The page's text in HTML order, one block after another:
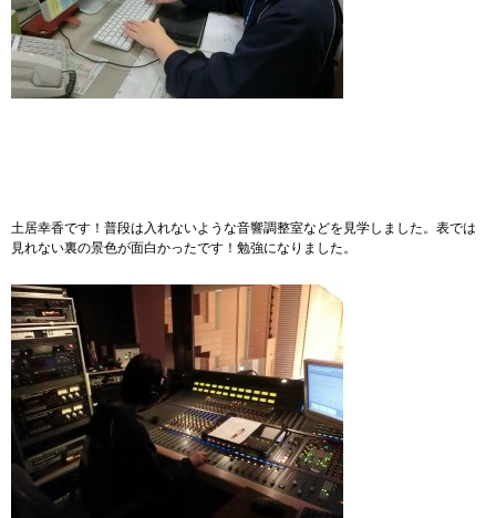
土居幸香です！普段は入れないような音響調整室などを見学しました。表では
見れない裏の景色が面白かったです！勉強になりました。